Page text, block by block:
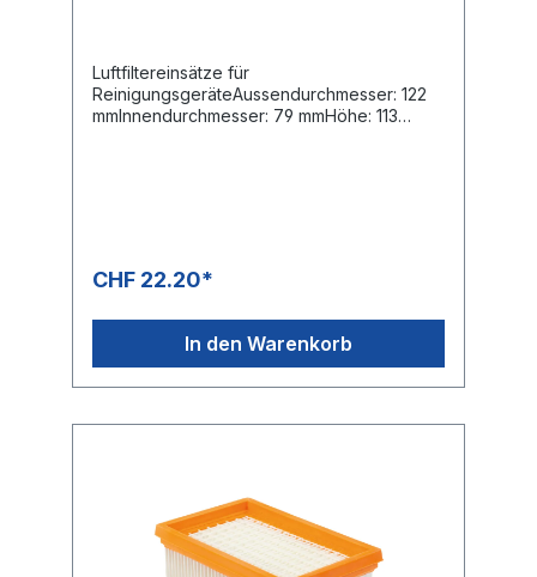
Luftfiltereinsätze für
ReinigungsgeräteAussendurchmesser: 122
mmInnendurchmesser: 79 mmHöhe: 113
CHF 22.20*
In den Warenkorb